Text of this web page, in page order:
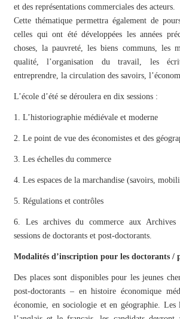
et des représentations commerciales des acteurs.
Cette thématique permettra également de
celles qui ont été développées les années
choses, la pauvreté, les biens communs, les
qualité, l’organisation du travail, les
entreprendre, la circulation des savoirs,
L’école d’été se déroulera en dix sessions :
1. L’historiographie médiévale et moderne
2. Le point de vue des économistes et des
3. Les échelles du commerce
4. Les espaces de la marchandise (savoirs,
5. Régulations et contrôles
6. Les archives du commerce aux
sessions de doctorants et post-doctorants.
Modalités d’inscription pour les doctorants /
Des places sont disponibles pour les jeunes
post-doctorants – en histoire économique
économie, en sociologie et en géographie. Les